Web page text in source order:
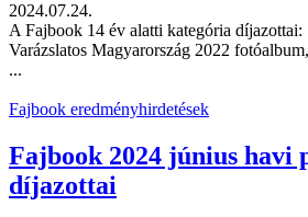
2024.07.24.
A Fajbook 14 év alatti kategória
Varázslatos Magyarország 2022
...
Fajbook eredményhirdetések
Fajbook 2024 június havi
díjazottai